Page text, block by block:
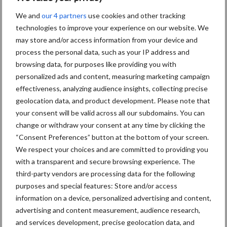
We and our 4 partners use cookies and other tracking
technologies to improve your experience on our website. We
may store and/or access information from your device and
process the personal data, such as your IP address and
browsing data, for purposes like providing you with
personalized ads and content, measuring marketing campaign
effectiveness, analyzing audience insights, collecting precise
geolocation data, and product development. Please note that
your consent will be valid across all our subdomains. You can
change or withdraw your consent at any time by clicking the
“Consent Preferences” button at the bottom of your screen.
We respect your choices and are committed to providing you
with a transparent and secure browsing experience. The
third-party vendors are processing data for the following
purposes and special features: Store and/or access
information on a device, personalized advertising and content,
advertising and content measurement, audience research,
and services development, precise geolocation data, and
Primaire
Sidebar
Recent nieuws Partner nieuws
Diergezondheid Bemesting Fokkerij
Bedrijfsnieuws
Ligbox &
Voerhekken
Toon meer